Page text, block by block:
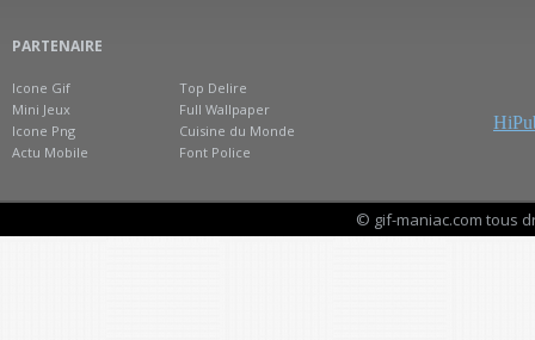
PARTENAIRE
Icone Gif
Mini Jeux
Icone Png
Actu Mobile
Top Delire
Full Wallpaper
Cuisine du Monde
Font Police
© gif-maniac.com tous